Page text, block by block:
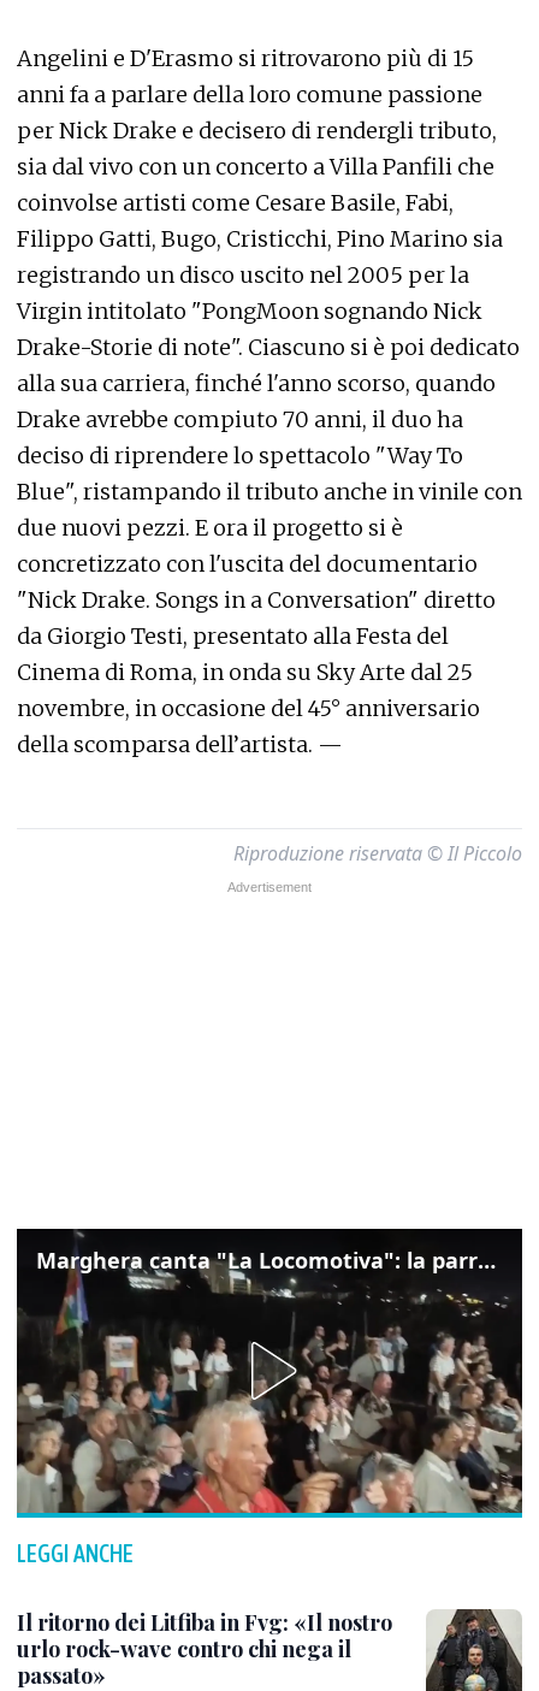
Angelini e D'Erasmo si ritrovarono più di 15
anni fa a parlare della loro comune passione
per Nick Drake e decisero di rendergli tributo,
sia dal vivo con un concerto a Villa Panfili che
coinvolse artisti come Cesare Basile, Fabi,
Filippo Gatti, Bugo, Cristicchi, Pino Marino sia
registrando un disco uscito nel 2005 per la
Virgin intitolato "PongMoon sognando Nick
Drake-Storie di note". Ciascuno si è poi dedicato
alla sua carriera, finché l'anno scorso, quando
Drake avrebbe compiuto 70 anni, il duo ha
deciso di riprendere lo spettacolo "Way To
Blue", ristampando il tributo anche in vinile con
due nuovi pezzi. E ora il progetto si è
concretizzato con l'uscita del documentario
"Nick Drake. Songs in a Conversation" diretto
da Giorgio Testi, presentato alla Festa del
Cinema di Roma, in onda su Sky Arte dal 25
novembre, in occasione del 45° anniversario
della scomparsa dell’artista. —
Riproduzione riservata © Il Piccolo
Marghera canta "La Locomotiva": la parrocchia della Cita ricorda Guccini
LEGGI ANCHE
Il ritorno dei Litfiba in Fvg: «Il nostro
urlo rock-wave contro chi nega il
passato»